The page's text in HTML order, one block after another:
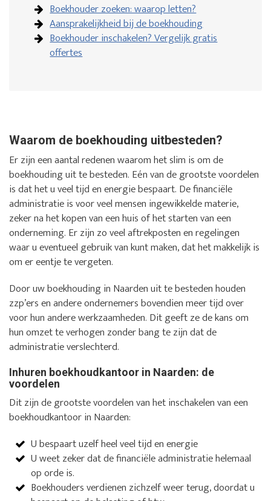
Boekhouder zoeken: waarop letten?
Aansprakelijkheid bij de boekhouding
Boekhouder inschakelen? Vergelijk gratis
offertes
Waarom de boekhouding uitbesteden?
Er zijn een aantal redenen waarom het slim is om de
boekhouding uit te besteden. Eén van de grootste voordelen
is dat het u veel tijd en energie bespaart. De financiële
administratie is voor veel mensen ingewikkelde materie,
zeker na het kopen van een huis of het starten van een
onderneming. Er zijn zo veel aftrekposten en regelingen
waar u eventueel gebruik van kunt maken, dat het makkelijk is
om er eentje te vergeten.
Door uw boekhouding in Naarden uit te besteden houden
zzp’ers en andere ondernemers bovendien meer tijd over
voor hun andere werkzaamheden. Dit geeft ze de kans om
hun omzet te verhogen zonder bang te zijn dat de
administratie verslechterd.
Inhuren boekhoudkantoor in Naarden: de
voordelen
Dit zijn de grootste voordelen van het inschakelen van een
boekhoudkantoor in Naarden:
U bespaart uzelf heel veel tijd en energie
U weet zeker dat de financiële administratie helemaal
op orde is.
Boekhouders verdienen zichzelf weer terug, doordat u